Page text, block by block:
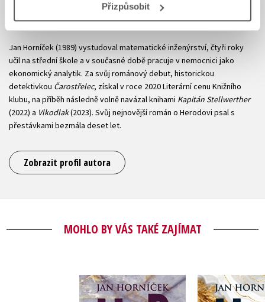
Přizpůsobit
Jan Horníček
Jan Horníček (1989) vystudoval matematické inženýrství, čtyři roky
učil na střední škole a v současné době pracuje v nemocnici jako
ekonomický analytik. Za svůj románový debut, historickou
detektivkou Čarostřelec, získal v roce 2020 Literární cenu Knižního
klubu, na příběh následně volně navázal knihami Kapitán Stellwerther
(2022) a Vlkodlak(2023). Svůj nejnovější román o Herodovi psal s
přestávkami bezmála deset let.
Zobrazit profil autora
MOHLO BY VÁS TAKÉ ZAJÍMAT
Herodes II: Svět
Herodes I: